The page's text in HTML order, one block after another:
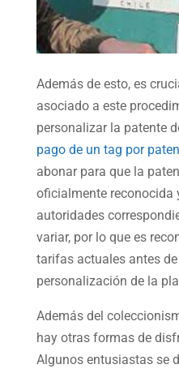
Además de esto, es
asociado a este
personalizar la patente
pago de un tag por
abonar para que la
oficialmente reconocida
autoridades
variar, por lo que es
tarifas actuales antes
personalización de la
Además del
hay otras formas de
Algunos entusiastas se